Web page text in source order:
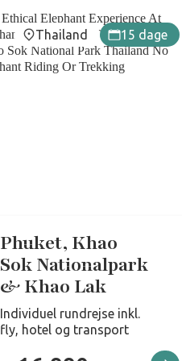
Thailand 15 dage
Phuket, Khao
Sok Nationalpark
& Khao Lak
Individuel rundrejse inkl.
fly, hotel og transport